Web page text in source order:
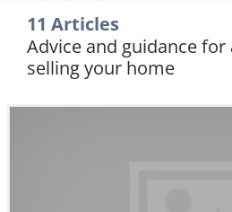
11 Articles
Advice and guidance
selling your home